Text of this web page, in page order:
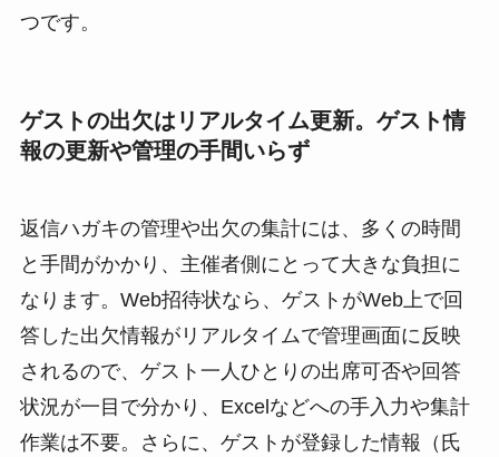
つです。
ゲストの出欠はリアルタイム更新。ゲスト情
報の更新や管理の手間いらず
返信ハガキの管理や出欠の集計には、多くの時間
と手間がかかり、主催者側にとって大きな負担に
なります。Web招待状なら、ゲストがWeb上で回
答した出欠情報がリアルタイムで管理画面に反映
されるので、ゲスト一人ひとりの出席可否や回答
状況が一目で分かり、Excelなどへの手入力や集計
作業は不要。さらに、ゲストが登録した情報（氏